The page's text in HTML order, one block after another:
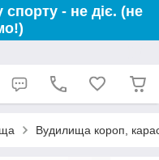
- не діє. (не
Вудилища короп,